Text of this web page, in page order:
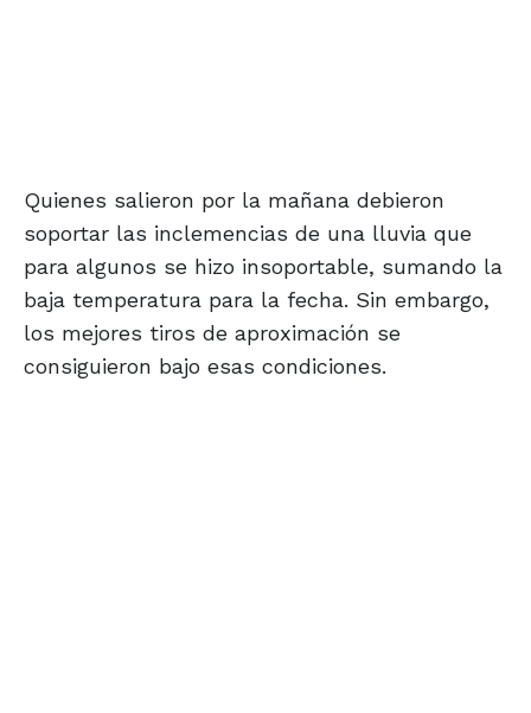
Quienes salieron por la mañana debieron
soportar las inclemencias de una lluvia que
para algunos se hizo insoportable, sumando la
baja temperatura para la fecha. Sin embargo,
los mejores tiros de aproximación se
consiguieron bajo esas condiciones.